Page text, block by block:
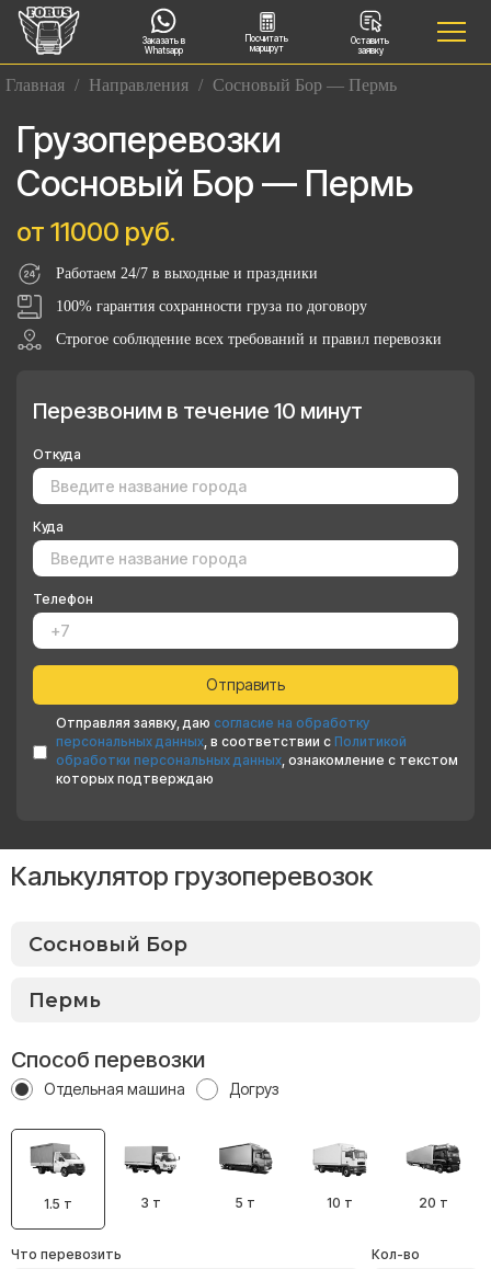
Заказать в
Whatsapp
Посчитать
маршрут
Оставить
заявку
Главная / Направления / Сосновый Бор — Пермь
Грузоперевозки
Сосновый Бор — Пермь
от 11000 руб.
Работаем 24/7 в выходные и праздники
100% гарантия сохранности груза по договору
Строгое соблюдение всех требований и правил перевозки
Перезвоним в течение 10 минут
Откуда
Куда
Телефон
Отправляя заявку, даю согласие на обработку
персональных данных, в соответствии с Политикой
обработки персональных данных, ознакомление с текстом
которых подтверждаю
Калькулятор грузоперевозок
Способ перевозки
Отдельная машина Догруз
1.5 т 3 т 5 т 10 т 20 т
Что перевозить Кол-во